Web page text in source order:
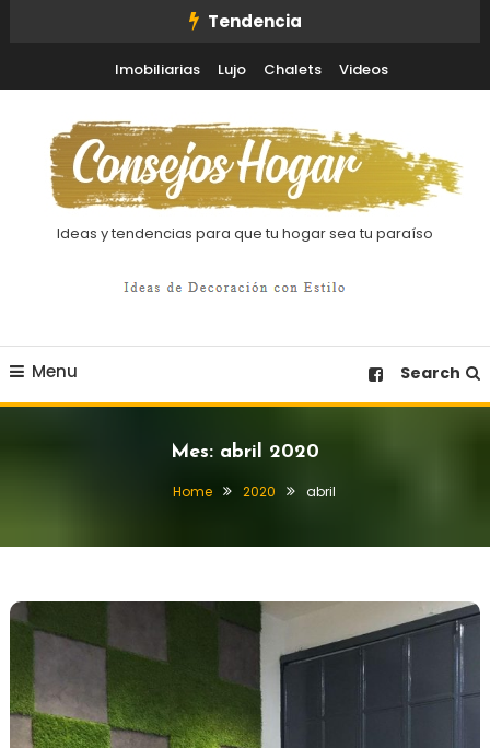
Tendencia
Imobiliarias Lujo Chalets Videos
Ideas y tendencias para que tu hogar sea tu paraíso
Menu Search
Mes: abril 2020
Home 2020 abril